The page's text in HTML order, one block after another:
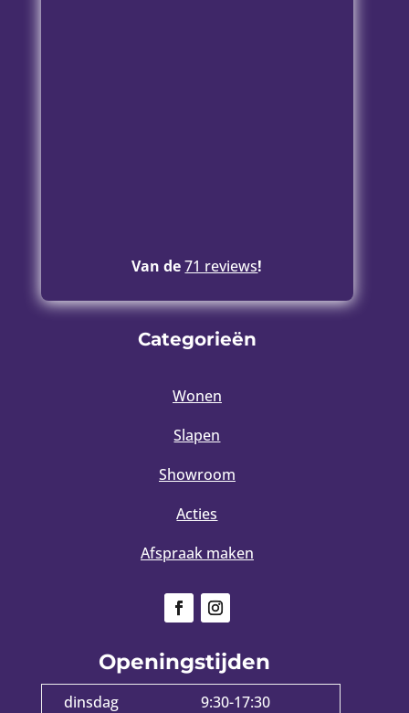
Van de71 reviews!
Categorieën
Wonen
Slapen
Showroom
Acties
Afspraak maken
Openingstijden
dinsdag
9:30-17:30